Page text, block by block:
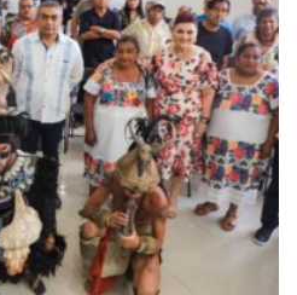
enfatizó Lili Campos. En el
la importancia de transitar a la
de 15 trámites.
llevó todo el año 2022 y ya lo
febrero, optimizando tiempo
con ello combatir la
confianza de los ciudadanos”,